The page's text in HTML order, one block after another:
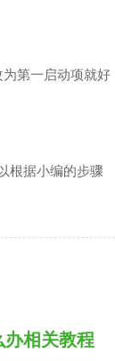
第一启动项就好
根据小编的步骤
办相关教程